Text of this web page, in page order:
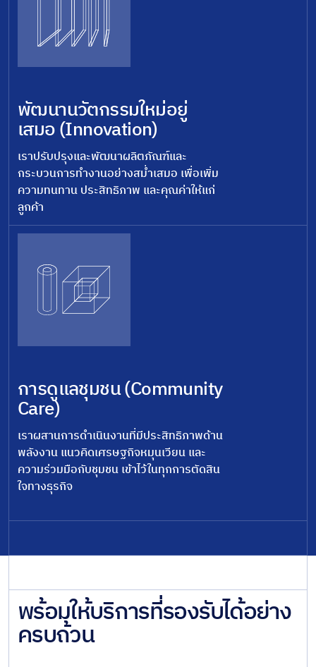
พัฒนานวัตกรรมใหม่อยู่
เสมอ (Innovation)
เราปรับปรุงและพัฒนาผลิตภัณฑ์และ
กระบวนการทำงานอย่างสม่ำเสมอ เพื่อเพิ่ม
ความทนทาน ประสิทธิภาพ และคุณค่าให้แก่
ลูกค้า
การดูแลชุมชน (Community
Care)
เราผสานการดำเนินงานที่มีประสิทธิภาพด้าน
พลังงาน แนวคิดเศรษฐกิจหมุนเวียน และ
ความร่วมมือกับชุมชน เข้าไว้ในทุกการตัดสิน
ใจทางธุรกิจ
พร้อมให้บริการที่รองรับได้อย่าง
ครบถ้วน